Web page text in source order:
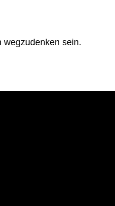
wegzudenken sein.